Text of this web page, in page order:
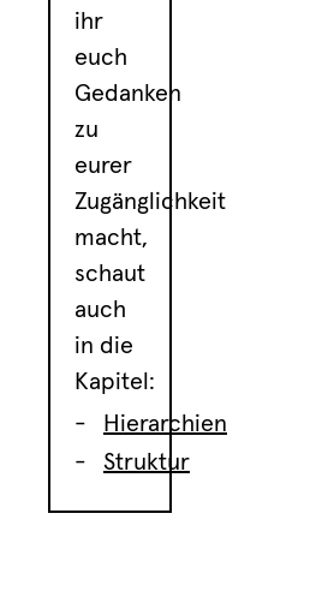
ihr
euch
Gedanken
zu
eurer
Zugänglichkeit
macht,
schaut
auch
in die
Kapitel:
Hierarchien
Struktur